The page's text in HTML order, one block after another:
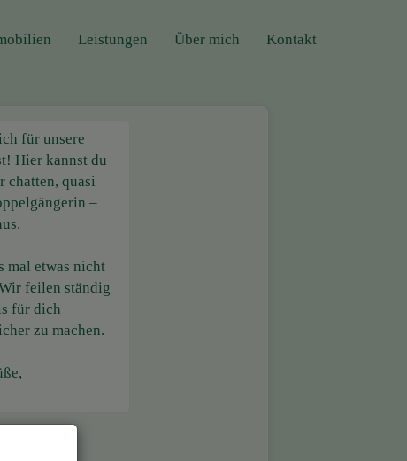
Leistungen Über mich Kontakt
für unsere
Hier kannst du
chatten, quasi
–
mal etwas nicht
feilen ständig
für dich
zu machen.